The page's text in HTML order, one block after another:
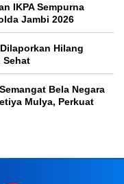
IKPA Sempurna
Jambi 2026
Hilang
Sehat
Bela Negara
Mulya, Perkuat